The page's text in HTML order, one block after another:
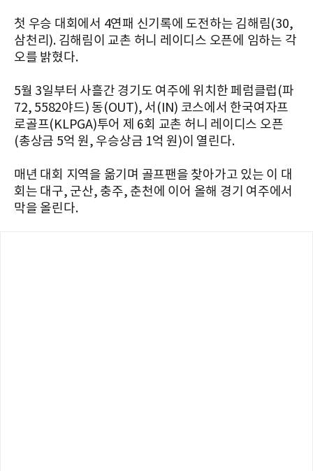
첫 우승 대회에서 4연패 신기록에 도전하는 김해림(30,
삼천리). 김해림이 교촌 허니 레이디스 오픈에 임하는 각
오를 밝혔다.
5월 3일부터 사흘간 경기도 여주에 위치한페럼클럽(파
72, 5582야드) 동(OUT), 서 (IN) 코스에서 한국여자프
로골프(KLPGA)투어 제 6회 교촌 허니 레이디스 오픈
(총상금 5억 원, 우승상금 1억 원)이 열린다.
매년 대회 지역을 옮기며 골프팬을 찾아가고 있는 이 대
회는 대구, 군산, 충주, 춘천에 이어 올해 경기 여주에서
막을 올린다.